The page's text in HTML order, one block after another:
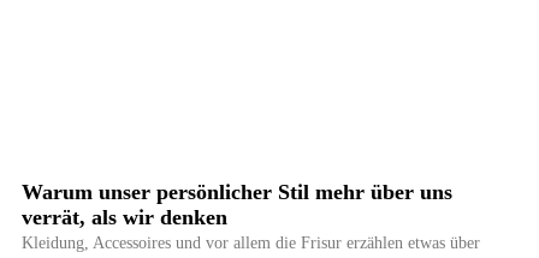
Warum unser persönlicher Stil mehr über uns
verrät, als wir denken
Kleidung, Accessoires und vor allem die Frisur erzählen etwas über